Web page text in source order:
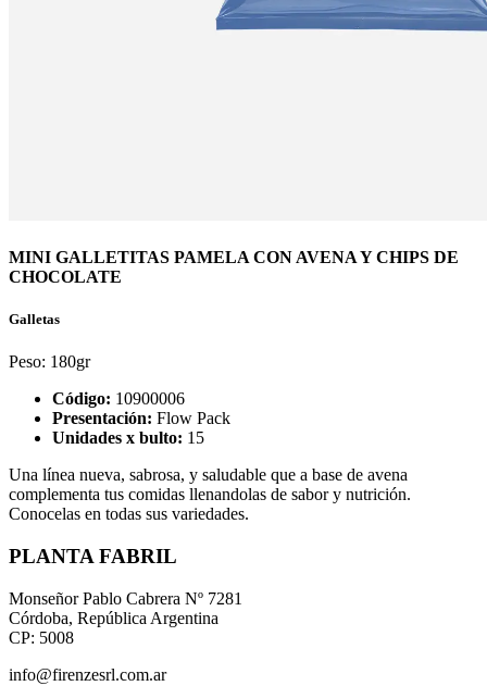
MINI GALLETITAS PAMELA CON AVENA Y CHIPS DE
CHOCOLATE
Galletas
Peso: 180gr
Código: 10900006
Presentación: Flow Pack
Unidades x bulto: 15
Una línea nueva, sabrosa, y saludable que a base de avena
complementa tus comidas llenandolas de sabor y nutrición.
Conocelas en todas sus variedades.
PLANTA FABRIL
Monseñor Pablo Cabrera Nº 7281
Córdoba, República Argentina
CP: 5008
info@firenzesrl.com.ar